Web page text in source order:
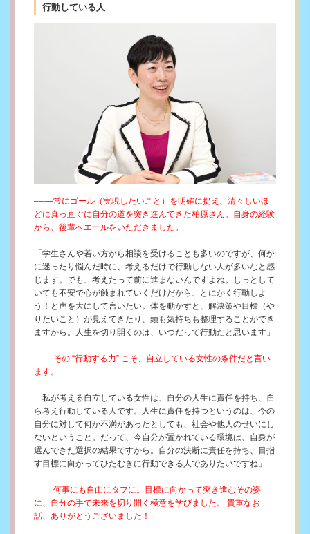
行動している人
––––常にゴール（実現したいこと）を明確に捉え、清々しいほ
どに真っ直ぐに自分の道を突き進んできた柏原さん。自身の経験
から、後輩へエールをいただきました。
「学生さんや若い方から相談を受けることも多いのですが、何か
に迷ったり悩んだ時に、考えるだけで行動しない人が多いなと感
じます。でも、考えたって前に進まないんですよね。じっとして
いても不安で心が蝕まれていくだけだから、とにかく行動しよ
う！と声を大にして言いたい。体を動かすと、解決策や目標（や
りたいこと）が見えてきたり、頭も気持ちも整理することができ
ますから。人生を切り開くのは、いつだって行動だと思います」
––––その “行動する力” こそ、自立している女性の条件だと言い
ます。
「私が考える自立している女性は、自分の人生に責任を持ち、自
ら考え行動している人です。人生に責任を持つというのは、今の
自分に対して何か不満があったとしても、社会や他人のせいにし
ないということ。だって、今自分が置かれている環境は、自身が
選んできた選択の結果ですから。自分の決断に責任を持ち、目指
す目標に向かってひたむきに行動できる人でありたいですね」
––––何事にも自由にタフに。目標に向かって突き進むその姿
に、自分の手で未来を切り開く極意を学びました。 貴重なお
話、ありがとうございました！